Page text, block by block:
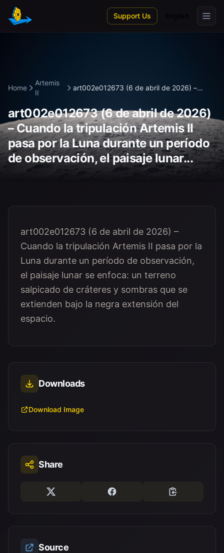
Skip to main content
Support Us
Home
Artemis
II
art002e012673 (6 de abril de 2026) –
art002e012673 (6 de abril de 2026)
– Cuando la tripulación Artemis II
pasa por la Luna durante un período
de observación, el paisaje lunar...
art002e012673 (6 de abril de 2026) –
Cuando la tripulación Artemis II pasa por la
Luna durante un período de observación,
el paisaje lunar se enfoca: un terreno
salpicado de cráteres y sombras que se
extienden bajo la negra extensión del
espacio.
Downloads
Download Image
Share
Source